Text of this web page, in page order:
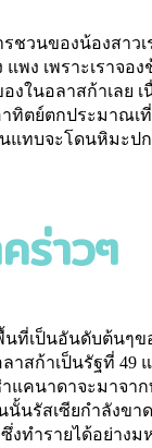
ชวนของน้องสาวเ
พง เพราะเราจอ
งในอลาสก้าเลย
าทิตย์ตกประมาณ
แทบจะโดนหิมะป
ร่าวๆ
ที่เป็นอันดับต้นๆข
าสก้าเป็นรัฐที่ 49
คนาดาจะมาจาก
นั้นรัสเซียกำลังข
ทำรายได้อย่างม